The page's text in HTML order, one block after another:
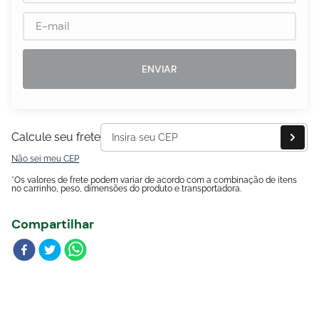
ENVIAR
Calcule seu frete
Não sei meu CEP
*Os valores de frete podem variar de acordo com a combinação de itens
no carrinho, peso, dimensões do produto e transportadora.
Compartilhar
Blog